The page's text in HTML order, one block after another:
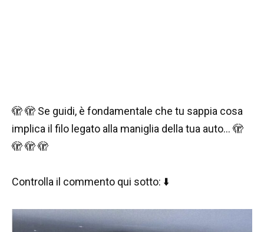
🫣 🫣 Se guidi, è fondamentale che tu sappia cosa
implica il filo legato alla maniglia della tua auto… 🫣
🫣 🫣 🫣
Controlla il commento qui sotto: ⬇️